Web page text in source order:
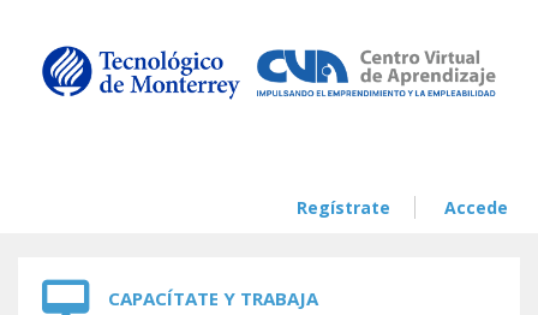
Regístrate Accede
CAPACÍTATE Y TRABAJA